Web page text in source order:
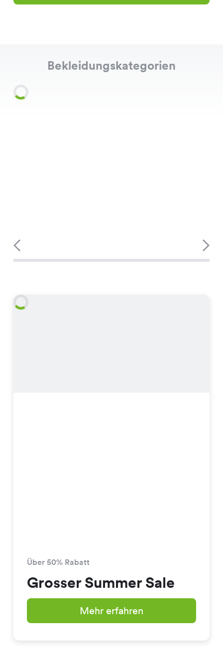
Bekleidungskategorien
Über 50% Rabatt
Grosser Summer Sale
Mehr erfahren